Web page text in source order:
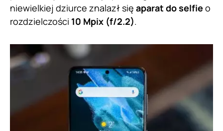
niewielkiej dziurce znalazł się aparat do selfie o
rozdzielczości 10 Mpix (f/2.2).